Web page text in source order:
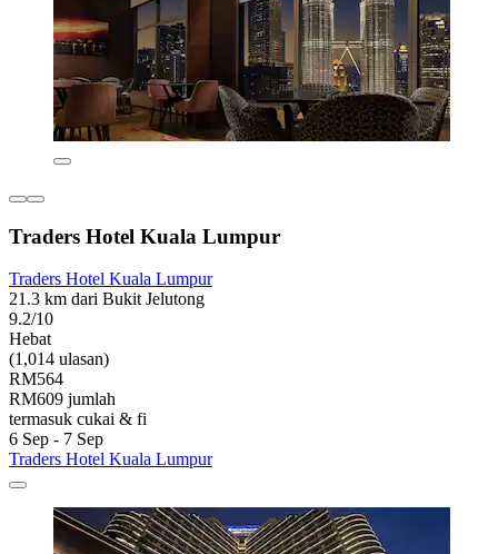
Traders Hotel Kuala Lumpur
Traders Hotel Kuala Lumpur
21.3 km dari Bukit Jelutong
9.2/10
Hebat
(1,014 ulasan)
RM564
RM609 jumlah
termasuk cukai & fi
6 Sep - 7 Sep
Traders Hotel Kuala Lumpur